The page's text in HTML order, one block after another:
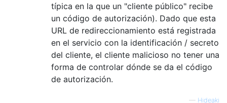
típica en la que un "cliente público" recibe
un código de autorización). Dado que esta
URL de redireccionamiento está registrada
en el servicio con la identificación / secreto
del cliente, el cliente malicioso no tener una
forma de controlar dónde se da el código
de autorización.
— Hideaki